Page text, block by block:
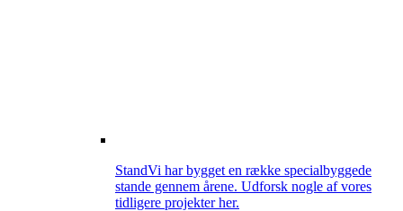
StandVi har bygget en række specialbyggede
stande gennem årene. Udforsk nogle af vores
tidligere projekter her.